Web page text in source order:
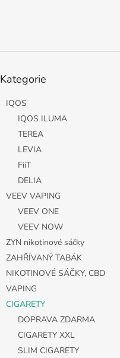
kategorie
Kategorie
IQOS
IQOS ILUMA
TEREA
LEVIA
FiiT
DELIA
VEEV VAPING
VEEV ONE
VEEV NOW
ZYN nikotinové sáčky
ZAHŘÍVANÝ TABÁK
NIKOTINOVÉ SÁČKY, CBD
VAPING
CIGARETY
DOPRAVA ZDARMA
CIGARETY XXL
SLIM CIGARETY